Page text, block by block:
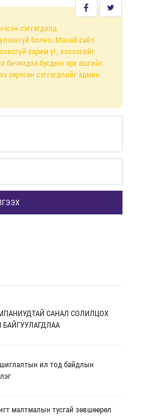
сэтгэгдэлд
болно. Манай сайт
зарим үг, хэллэгийг
бичихдээ бусдын эрх ашгийг
зөрчсөн сэтгэгдлийг админ
САНАЛ СОЛИЛЦОХ
ил тод байдлын
малтмалын тусгай зөвшөөрөл